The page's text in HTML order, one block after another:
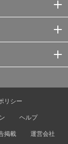
リシー
ヘルプ
掲載 運営会社